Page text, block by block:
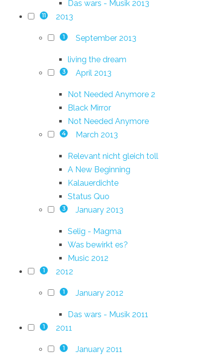
Das wars - Musik 2013
11 2013
1 September 2013
living the dream
3 April 2013
Not Needed Anymore 2
Black Mirror
Not Needed Anymore
4 March 2013
Relevant nicht gleich toll
A New Beginning
Kalauerdichte
Status Quo
3 January 2013
Selig - Magma
Was bewirkt es?
Music 2012
1 2012
1 January 2012
Das wars - Musik 2011
1 2011
1 January 2011